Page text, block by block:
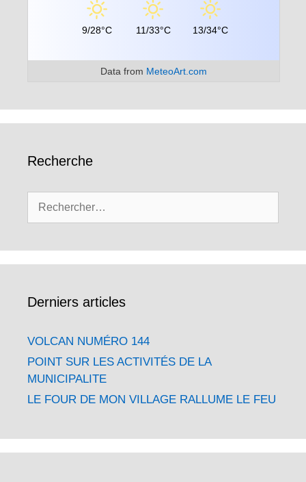
9/28°C 11/33°C 13/34°C
Data from MeteoArt.com
Recherche
Rechercher :
Derniers articles
VOLCAN NUMÉRO 144
POINT SUR LES ACTIVITÉS DE LA
MUNICIPALITE
LE FOUR DE MON VILLAGE RALLUME LE FEU